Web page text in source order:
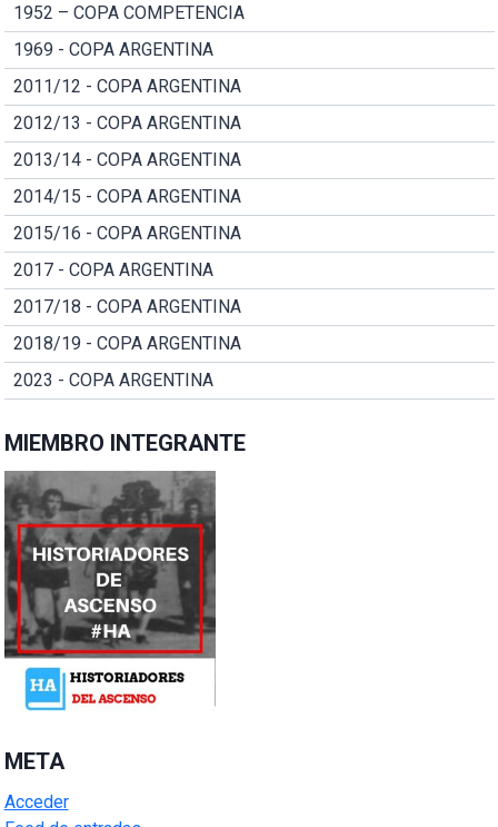
1952 – COPA COMPETENCIA
1969 - COPA ARGENTINA
2011/12 - COPA ARGENTINA
2012/13 - COPA ARGENTINA
2013/14 - COPA ARGENTINA
2014/15 - COPA ARGENTINA
2015/16 - COPA ARGENTINA
2017 - COPA ARGENTINA
2017/18 - COPA ARGENTINA
2018/19 - COPA ARGENTINA
2023 - COPA ARGENTINA
MIEMBRO INTEGRANTE
META
Acceder